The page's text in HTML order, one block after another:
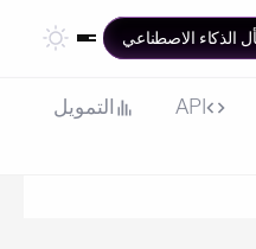
الذكاء الاصطناعي
API
التمويل